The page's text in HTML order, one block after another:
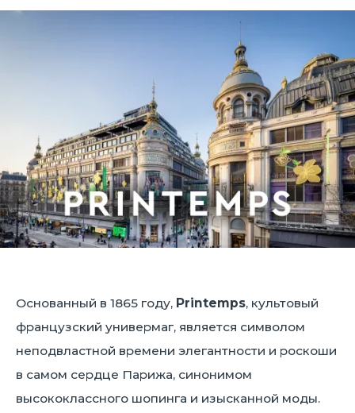
Основанный в 1865 году, Printemps, культовый
французский универмаг, является символом
неподвластной времени элегантности и роскоши
в самом сердце Парижа, синонимом
высококлассного шопинга и изысканной моды.